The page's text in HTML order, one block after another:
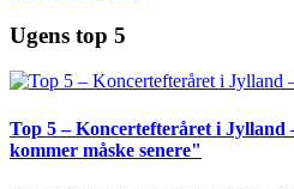
Ugens top 5
Top 5 – Koncertefteråret i Jylland
kommer måske senere"